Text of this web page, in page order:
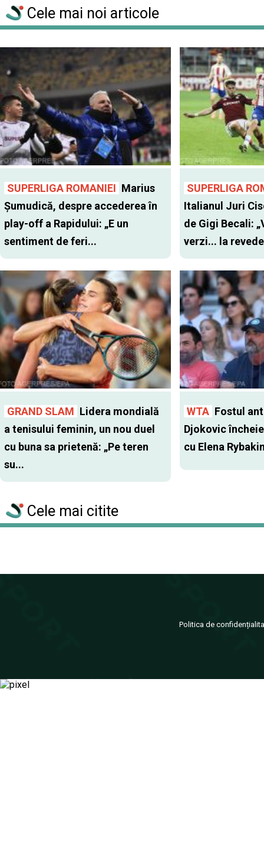
Cele mai noi articole
SUPERLIGA ROMANIEI Marius
Șumudică, despre accederea în
play-off a Rapidului: „E un
sentiment de feri...
SUPERLIGA
Italianul Juri
de Gigi Becali:
verzi... la
GRAND SLAM Lidera mondială
a tenisului feminin, un nou duel
cu buna sa prietenă: „Pe teren
su...
WTA Fostul
Djokovic
cu Elena
Cele mai citite
Politica de